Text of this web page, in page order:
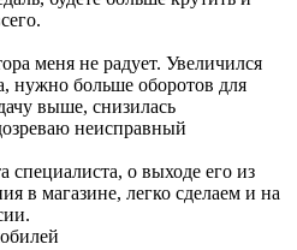
меня не радует. Увеличился
нужно больше оборотов для
выше, снизилась
неисправный
специалиста, о выходе его из
в магазине, легко сделаем и на